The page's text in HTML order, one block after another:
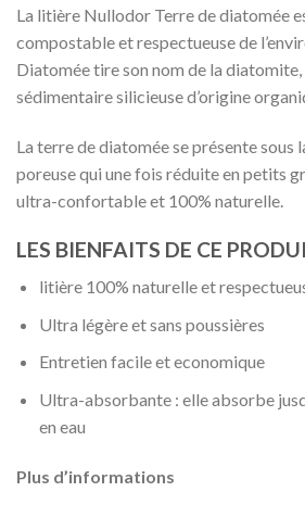
La litière Nullodor Terre de diatomée
compostable et respectueuse de
Diatomée tire son nom de la diatomite,
sédimentaire silicieuse d’origine
La terre de diatomée se présente sous
poreuse qui une fois réduite en petits
ultra-confortable et 100% naturelle.
LES BIENFAITS DE CE
litière 100% naturelle et
Ultra légère et sans poussières
Entretien facile et economique
Ultra-absorbante : elle absorbe
en eau
Plus d’informations